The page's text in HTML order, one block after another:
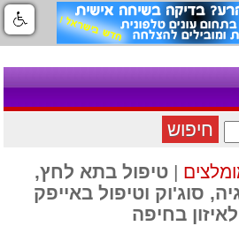
חיפוש
|טיפול בתא לחץ,
סוג'וק וטיפול באייפק
בחיפה